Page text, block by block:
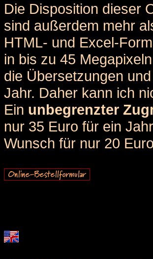
Die Disposition dieser
sind außerdem mehr
HTML- und Excel-
in bis zu 45
die Übersetzungen
Jahr. Daher kann ich
Ein unbegrenzter
nur 35 Euro für ein
Wunsch für nur 20